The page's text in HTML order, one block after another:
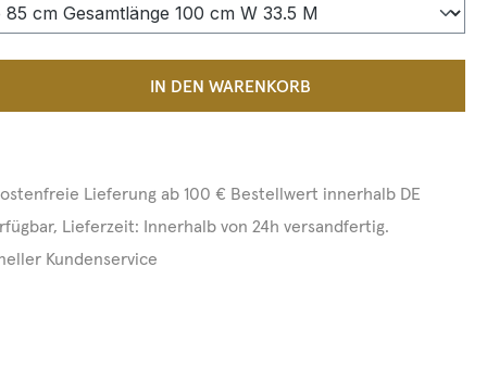
Gib den gewünschten Wert
IN DEN WARENKORB
Lieferung ab 100 € Bestellwert innerhalb DE
Lieferzeit: Innerhalb von 24h versandfertig.
Kundenservice